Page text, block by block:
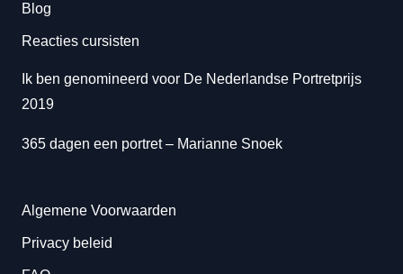
Blog
Reacties cursisten
Ik ben genomineerd voor De Nederlandse Portretprijs
2019
365 dagen een portret– Marianne Snoek
Algemene Voorwaarden
Privacy beleid